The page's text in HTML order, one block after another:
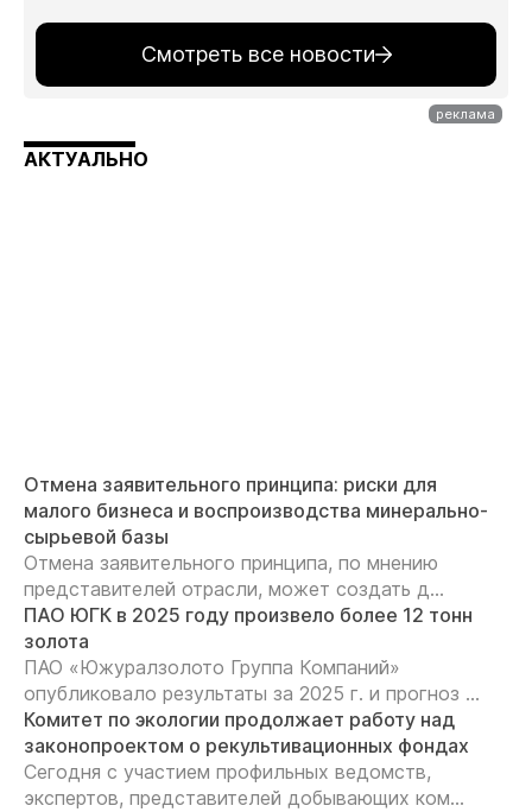
Смотреть все новости
АКТУАЛЬНО
Отмена заявительного принципа: риски для
малого бизнеса и воспроизводства минерально-
сырьевой базы
Отмена заявительного принципа, по мнению
представителей отрасли, может создать д...
ПАО ЮГК в 2025 году произвело более 12 тонн
золота
ПАО «Южуралзолото Группа Компаний»
опубликовало результаты за 2025 г. и прогноз ...
Комитет по экологии продолжает работу над
законопроектом о рекультивационных фондах
Сегодня с участием профильных ведомств,
экспертов, представителей добывающих ком...